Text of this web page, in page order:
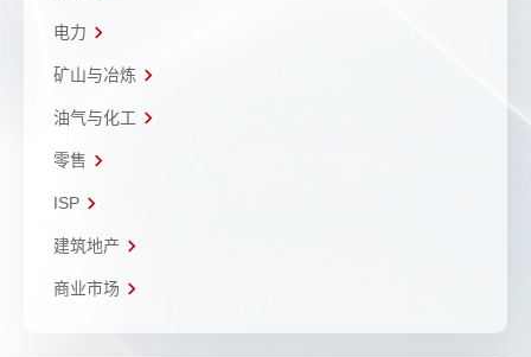
电力
矿山与冶炼
油气与化工
零售
ISP
建筑地产
商业市场